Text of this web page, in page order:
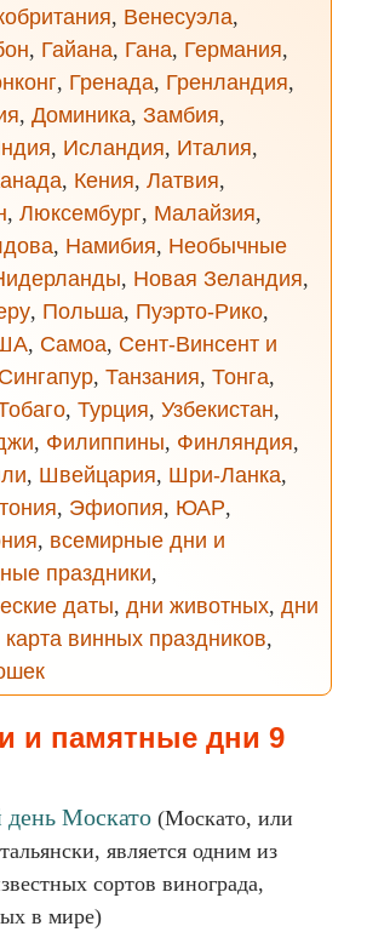
, Венесуэла,
, Гайана, Гана, Германия,
, Гренада, Гренландия,
, Доминика, Замбия,
, Исландия, Италия,
, Кения, Латвия,
, Люксембург, Малайзия,
, Намибия, Необычные
, Новая Зеландия,
, Польша, Пуэрто-Рико,
, Самоа, Сент-Винсент и
Сингапур, Танзания, Тонга,
, Турция, Узбекистан,
, Филиппины, Финляндия,
, Швейцария, Шри-Ланка,
, Эфиопия, ЮАР,
, всемирные дни и
праздники,
даты, дни животных, дни
карта винных праздников,
и памятные дни 9
Москато (Москато, или
является одним из
сортов винограда,
в мире)